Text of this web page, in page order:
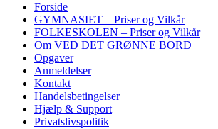
Forside
GYMNASIET – Priser og Vilkår
FOLKESKOLEN – Priser og Vilkår
Om VED DET GRØNNE BORD
Opgaver
Anmeldelser
Kontakt
Handelsbetingelser
Hjælp & Support
Privatslivspolitik